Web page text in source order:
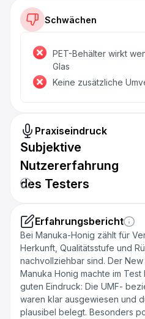
Schwächen
PET-Behälter wirkt
Glas
Keine zusätzliche
Praxiseindruck
Subjektive
Nutzererfahrung
des Testers
Erfahrungsbericht
Bei Manuka-Honig zählt für
Herkunft, Qualitätsstufe und
nachvollziehbar sind. Der
Manuka Honig machte im
guten Eindruck: Die UMF-
waren klar ausgewiesen und
plausibel belegt. Besonders